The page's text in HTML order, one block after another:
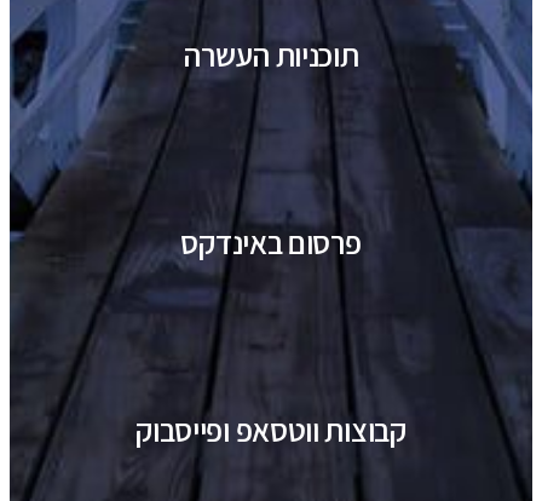
תוכניות העשרה
פרסום באינדקס
קבוצות ווטסאפ ופייסבוק